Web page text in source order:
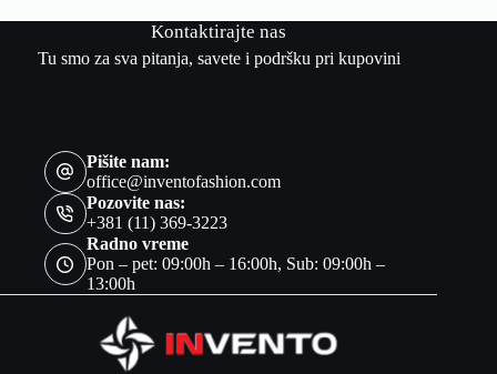
Kontaktirajte nas
Tu smo za sva pitanja, savete i podršku pri kupovini
Pišite nam:
office@inventofashion.com
Pozovite nas:
+381 (11) 369-3223
Radno vreme
Pon – pet: 09:00h – 16:00h, Sub: 09:00h –
13:00h